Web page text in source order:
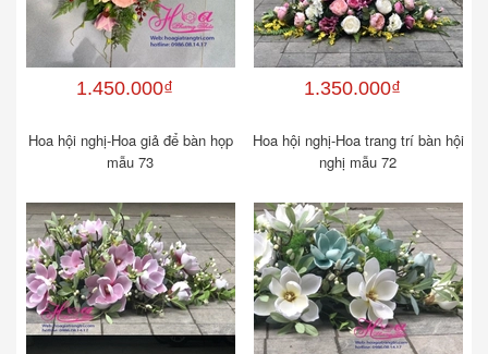
1.450.000₫
Hoa hội nghị-Hoa giả để bàn họp
mẫu 73
1.350.000₫
Hoa hội nghị-Hoa trang trí bàn hội
nghị mẫu 72